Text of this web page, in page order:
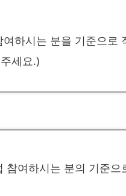
하시는 분을 기준으로
세요.)
참여하시는 분의 기준으